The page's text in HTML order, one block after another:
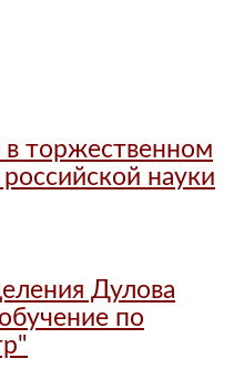
в торжественном
науки
Дулова
по